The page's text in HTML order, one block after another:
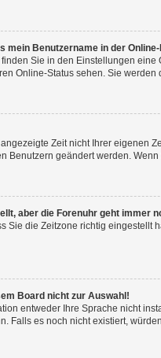
mein Benutzername in der
Sie in den Einstellungen
Online-Status sehen. Sie
Zeit nicht Ihrer eigenen
Benutzern geändert werden.
aber die Forenuhr geht immer
Sie die Zeitzone richtig eingestellt
Board nicht zur Auswahl!
entweder Ihre Sprache nicht
Falls es noch nicht existiert,